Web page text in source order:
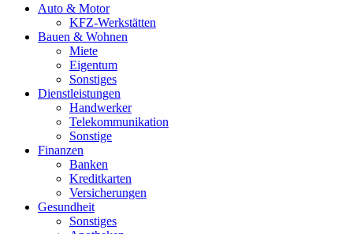
Auto & Motor
KFZ-Werkstätten
Bauen & Wohnen
Miete
Eigentum
Sonstiges
Dienstleistungen
Handwerker
Telekommunikation
Sonstige
Finanzen
Banken
Kreditkarten
Versicherungen
Gesundheit
Sonstiges